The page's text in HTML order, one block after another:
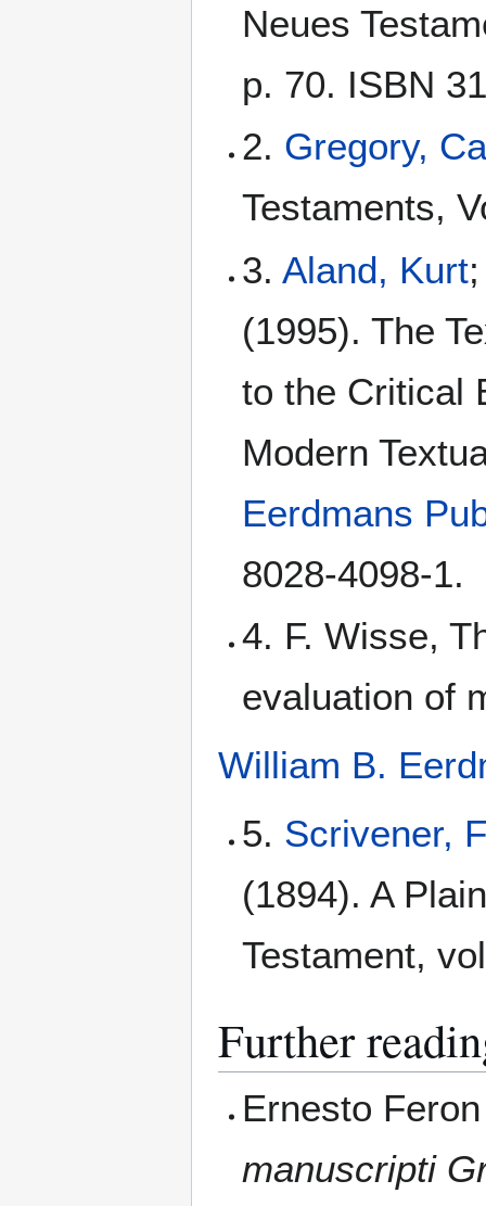
Neues
p. 70. ISBN
2. Gregory,
Testaments,
3. Aland, Kurt
(1995). The
to the Critical
Modern
Eerdmans
8028-4098-1.
4. F. Wisse,
evaluation of
William B.
5. Scrivener,
(1894). A
Testament,
Further
Ernesto
manuscripti